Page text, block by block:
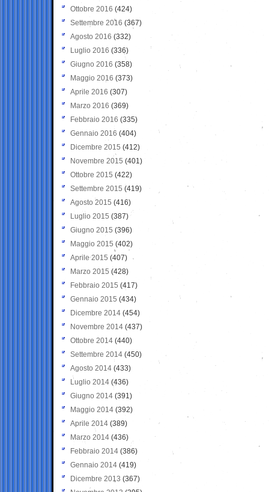
Ottobre 2016 (424)
Settembre 2016 (367)
Agosto 2016 (332)
Luglio 2016 (336)
Giugno 2016 (358)
Maggio 2016 (373)
Aprile 2016 (307)
Marzo 2016 (369)
Febbraio 2016 (335)
Gennaio 2016 (404)
Dicembre 2015 (412)
Novembre 2015 (401)
Ottobre 2015 (422)
Settembre 2015 (419)
Agosto 2015 (416)
Luglio 2015 (387)
Giugno 2015 (396)
Maggio 2015 (402)
Aprile 2015 (407)
Marzo 2015 (428)
Febbraio 2015 (417)
Gennaio 2015 (434)
Dicembre 2014 (454)
Novembre 2014 (437)
Ottobre 2014 (440)
Settembre 2014 (450)
Agosto 2014 (433)
Luglio 2014 (436)
Giugno 2014 (391)
Maggio 2014 (392)
Aprile 2014 (389)
Marzo 2014 (436)
Febbraio 2014 (386)
Gennaio 2014 (419)
Dicembre 2013 (367)